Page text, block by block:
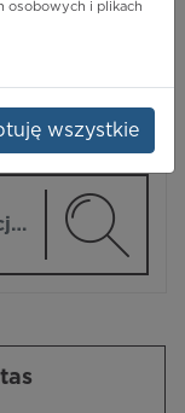
osobowych i plikach
wszystkie